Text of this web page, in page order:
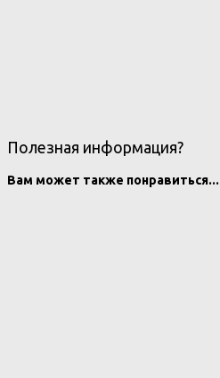
Полезная информация?
Вам может также понравиться...